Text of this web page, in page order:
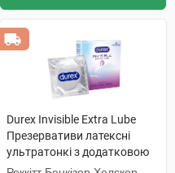
Durex Invisible Extra Lube
Презервативи латексні
ультратонкі з додатковою
змазкою 3 шт